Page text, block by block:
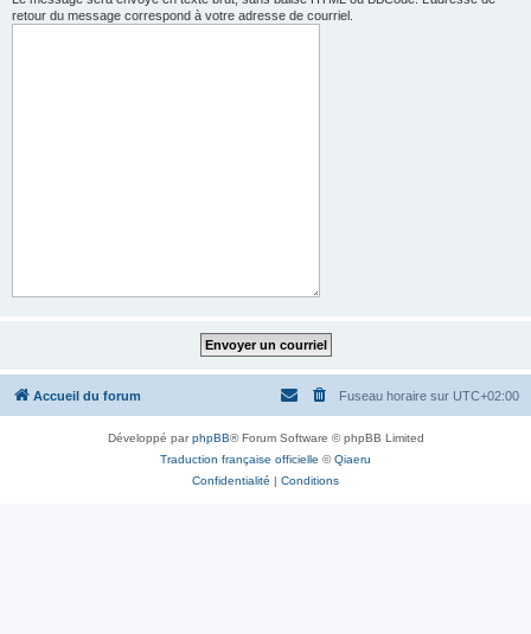
retour du message correspond à votre adresse de courriel.
Accueil du forum Fuseau horaire sur UTC+02:00
Développé parphpBB® Forum Software © phpBB Limited
Traduction française officielle ©Qiaeru
Confidentialité | Conditions